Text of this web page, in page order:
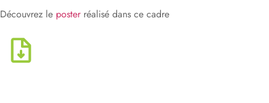
Découvrez le posterréalisé dans ce cadre